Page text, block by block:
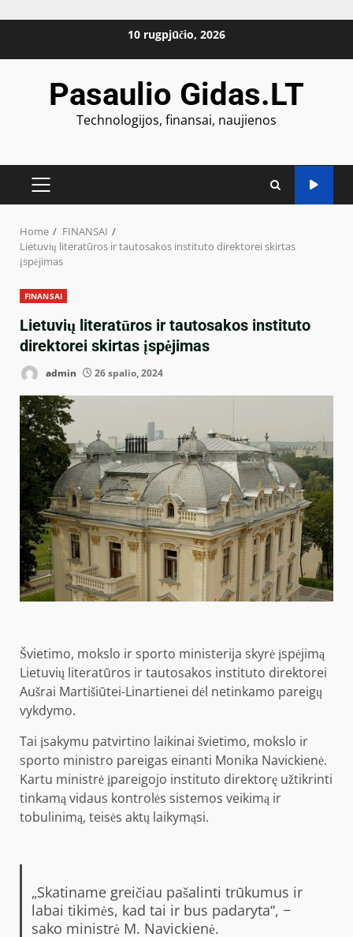
10 rugpjūčio, 2026
Pasaulio Gidas.LT
Technologijos, finansai, naujienos
PRIMARY
Home
FINANSAI
Lietuvių literatūros ir tautosakos instituto direktorei skirtas
įspėjimas
FINANSAI
Lietuvių literatūros ir tautosakos instituto
direktorei skirtas įspėjimas
admin 26 spalio, 2024
Švietimo, mokslo ir sporto ministerija skyrė įspėjimą
Lietuvių literatūros ir tautosakos instituto direktorei
Aušrai Martišiūtei-Linartienei dėl netinkamo pareigų
vykdymo.
Tai įsakymu patvirtino laikinai švietimo, mokslo ir
sporto ministro pareigas einanti Monika Navickienė.
Kartu ministrė įpareigojo instituto direktorę užtikrinti
tinkamą vidaus kontrolės sistemos veikimą ir
tobulinimą, teisės aktų laikymąsi.
„Skatiname greičiau pašalinti trūkumus ir
labai tikimės, kad tai ir bus padaryta“, −
sako ministrė M. Navickienė.